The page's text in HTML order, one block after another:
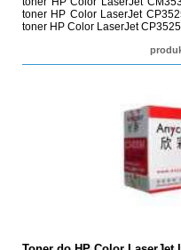
toner HP Color LaserJet
toner HP Color LaserJet